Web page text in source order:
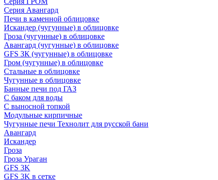
Серия Авангард
Печи в каменной облицовке
Искандер (чугунные) в облицовке
Гроза (чугунные) в облицовке
Авангард (чугунные) в облицовке
GFS ЗК (чугунные) в облицовке
Гром (чугунные) в облицовке
Стальные в облицовке
Чугунные в облицовке
Банные печи под ГАЗ
С баком для воды
С выносной топкой
Модульные кирпичные
Чугунные печи Технолит для русской бани
Авангард
Искандер
Гроза
Гроза Ураган
GFS 3K
GFS 3K в сетке